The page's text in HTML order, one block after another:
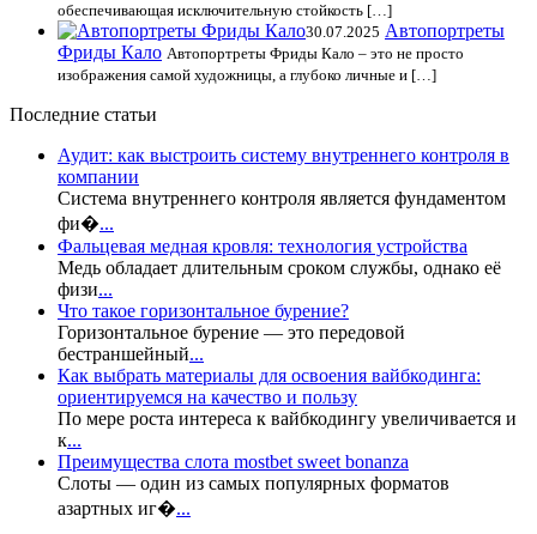
обеспечивающая исключительную стойкость […]
30.07.2025 Автопортреты
Фриды Кало Автопортреты Фриды Кало – это не просто
изображения самой художницы, а глубоко личные и […]
Последние статьи
Аудит: как выстроить систему внутреннего контроля в
компании
Система внутреннего контроля является фундаментом
фи�...
Фальцевая медная кровля: технология устройства
Медь обладает длительным сроком службы, однако её
физи...
Что такое горизонтальное бурение?
Горизонтальное бурение — это передовой
бестраншейный...
Как выбрать материалы для освоения вайбкодинга:
ориентируемся на качество и пользу
По мере роста интереса к вайбкодингу увеличивается и
к...
Преимущества слота mostbet sweet bonanza
Слоты — один из самых популярных форматов
азартных иг�...